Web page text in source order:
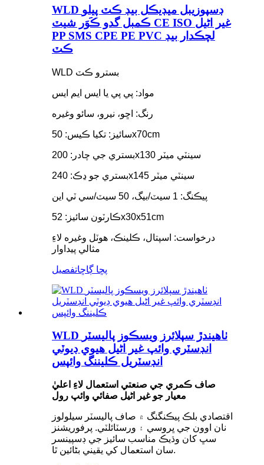
WLD ڊسپوزيبل ميڊيڪل بيڊ ڪٽ پيلو
ڪمبل گدو ڪَوَر شيٽ CE ISO غير اڻيل
PP SMS CPE PE PVC لچڪدار بيڊ
ڪٽ
WLD بسترو ڪٽ
مواد: پي پي يا ايس ايم ايس
رنگ: اڇو، نيرو، سائو وغيره
سائيز: تکيا ڪيس: 50x70cm
بستري جي چادر: 200x130 سينٽي ميٽر
بستري جو ڍڪ: 240x145 سينٽي ميٽر
پيڪنگ: 1 سيٽ/بيگ، 50 سيٽ/سي ٽي اين
ڪارٽون سائيز: 52x30x51cm
درخواست: اسپتال، ڪلينڪ، هوٽل وغيره لاءِ
مثالي پيداوار
پڇا ڳاڇاتفصيل
WLD ٺاهيندڙ سپلائرز ويسڪوز پاليسٽر
انڊسٽري وائپ غير اڻيل هيوي ڊيوٽي
انڊسٽريل ڪليننگ وائپس
صاف ڪمري جي صنعتي استعمال لاءِ اعليٰ
معيار جو غير اڻيل صفائي وائپ رول
اقتصادي بلڪ پيڪنگنگ ۾ صاف پاليسٽر سيلولوز
نان اوون جي ڀروسي ۽ ورسٽائلٽي. پرفوريشنز
سڀ کان وڌيڪ مناسب سائيز جي ڊسپينسر
سان استعمال کي يقيني بڻائين ٿا.